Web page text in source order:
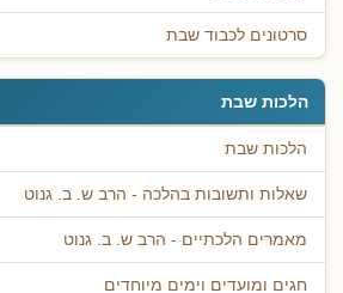
סרטונים לכבוד שבת
הלכות שבת
הלכות שבת
שאלות ותשובות בהלכה - הרב ש. ב. גנוט
מאמרים הלכתיים - הרב ש. ב. גנוט
חגים ומועדים וימים מיוחדים